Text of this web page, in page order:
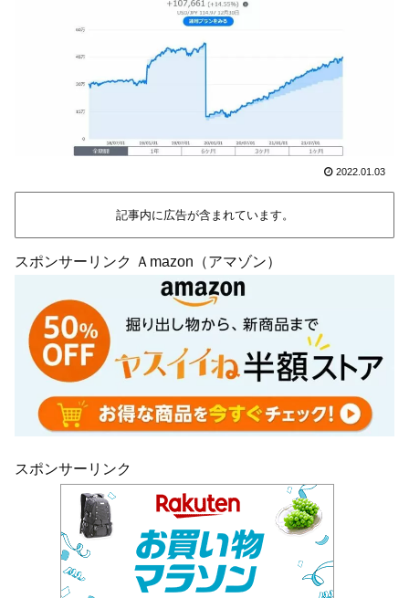
2022.01.03
記事内に広告が含まれています。
スポンサーリンク Ａmazon（アマゾン）
スポンサーリンク